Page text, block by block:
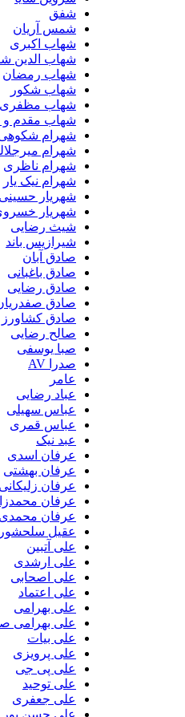
شمس آریان
شهاب اکبری
شهاب الدین شفائی
شهاب رمضان
شهاب شکور
شهاب مظفری
شهاب مقدم و امید
شهرام شکوهی
شهرام میرجلالی
شهرام ناظری
شهرام نیک یار
شهریار حسینی
شهریار خسروی
شیث رضایی
شیرازیس باند
صادق آبان
صادق باغبانی
صادق رضایی
صادق صفدریان
صادق کشاورز
صالح رضایی
صبا یوسفی
عباد رضایی
عباس سهیلی
عباس قمری
عبد نیک
عرفان اسدی
عرفان بهشتی
عرفان زلیکانی
عرفان محمدزاده و
عرفان محمدی زاده
عقیل سلحشور
علی آتبین
علی ارشدی
علی اصحابی
علی اعتماد
علی بهرامی
علی بهرامی صدر
علی بیات
علی پرویزی
علی پی جی
علی توحید
علی جعفری
علی حسن پور